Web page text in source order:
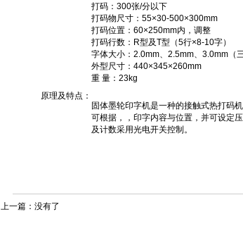
打码：300张/分以下
打码物尺寸：55×30-500×300mm
打码位置：60×250mm内，调整
打码行数：R型及T型（5行×8-10字）
字体大小：2.0mm、2.5mm、3.0mm（
外型尺寸：440×345×260mm
重 量：23kg
原理及特点：
固体墨轮印字机是一种的接触式热打码
可根据，，印字内容与位置，并可设定
及计数采用光电开关控制。
上一篇：没有了